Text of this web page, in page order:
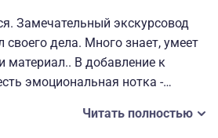
Замечательный экскурсовод
своего дела. Много знает, умеет
материал.. В добавление к
эмоциональная нотка -
в плане туризма "не раскручен".
Читать полностью